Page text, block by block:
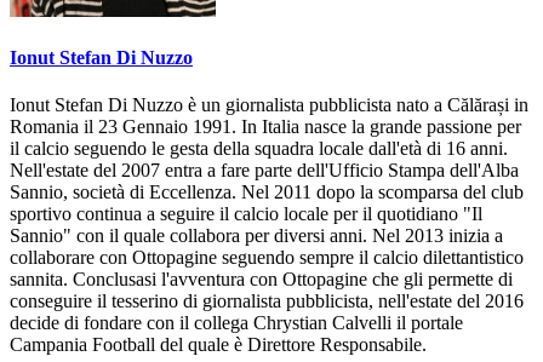
Ionut Stefan Di Nuzzo
Ionut Stefan Di Nuzzo è un giornalista pubblicista nato a Călărași in
Romania il 23 Gennaio 1991. In Italia nasce la grande passione per
il calcio seguendo le gesta della squadra locale dall'età di 16 anni.
Nell'estate del 2007 entra a fare parte dell'Ufficio Stampa dell'Alba
Sannio, società di Eccellenza. Nel 2011 dopo la scomparsa del club
sportivo continua a seguire il calcio locale per il quotidiano "Il
Sannio" con il quale collabora per diversi anni. Nel 2013 inizia a
collaborare con Ottopagine seguendo sempre il calcio dilettantistico
sannita. Conclusasi l'avventura con Ottopagine che gli permette di
conseguire il tesserino di giornalista pubblicista, nell'estate del 2016
decide di fondare con il collega Chrystian Calvelli il portale
Campania Football del quale è Direttore Responsabile.